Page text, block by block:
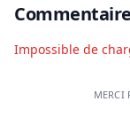
Impossible de
MERCI